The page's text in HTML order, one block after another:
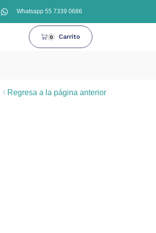
Whatsapp 55 7339 0686
0 Carrito
Regresa a la página anterior